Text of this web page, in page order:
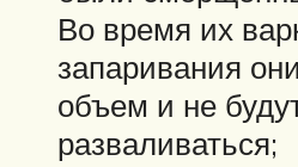
Во время их
запаривания
объем и не
разваливаться;